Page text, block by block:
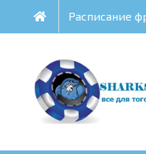
Расписание